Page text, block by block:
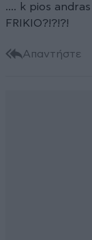
.... k pios
FRIKIO?!?!?!
Απαντήστε